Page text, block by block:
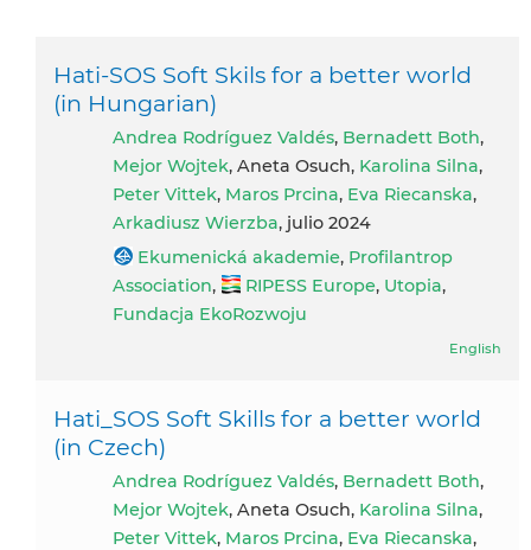
Hati-SOS Soft Skils for a better world
(in Hungarian)
Andrea Rodríguez Valdés, Bernadett Both,
Mejor Wojtek, Aneta Osuch, Karolina Silna,
Peter Vittek, Maros Prcina, Eva Riecanska,
Arkadiusz Wierzba, julio 2024
Ekumenická akademie, Profilantrop
Association, RIPESS Europe, Utopia,
Fundacja EkoRozwoju
English
Hati_SOS Soft Skills for a better world
(in Czech)
Andrea Rodríguez Valdés, Bernadett Both,
Mejor Wojtek, Aneta Osuch, Karolina Silna,
Peter Vittek, Maros Prcina, Eva Riecanska,